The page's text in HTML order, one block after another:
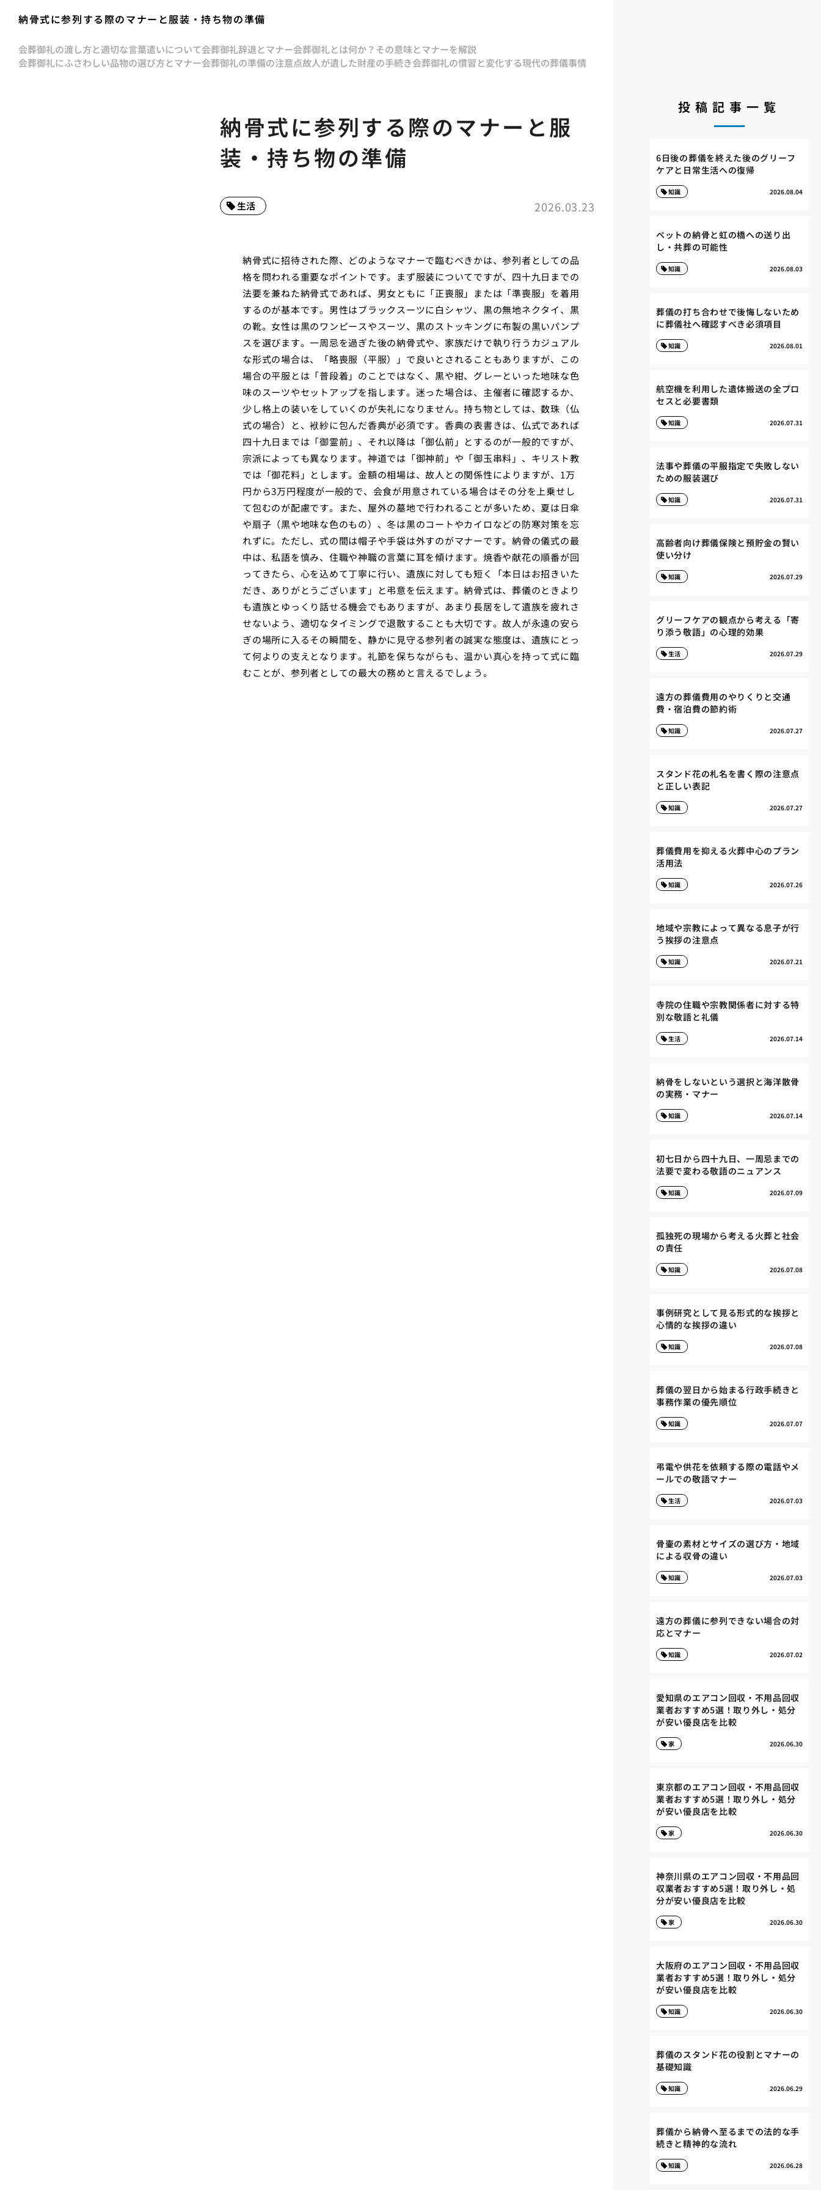
納骨式に参列する際のマナーと服装・持ち物の準備
会葬御礼の渡し方と適切な言葉遣いについて会葬御礼辞退とマナー会葬御礼とは何か？その意味とマナーを解説
会葬御礼にふさわしい品物の選び方とマナー会葬御礼の準備の注意点故人が遺した財産の手続き会葬御礼の慣習と変化する現代の葬儀事情
納骨式に参列する際のマナーと服
装・持ち物の準備
2026.03.23
生活
納骨式に招待された際、どのようなマナーで臨むべきかは、参列者としての品
格を問われる重要なポイントです。まず服装についてですが、四十九日までの
法要を兼ねた納骨式であれば、男女ともに「正喪服」または「準喪服」を着用
するのが基本です。男性はブラックスーツに白シャツ、黒の無地ネクタイ、黒
の靴。女性は黒のワンピースやスーツ、黒のストッキングに布製の黒いパンプ
スを選びます。一周忌を過ぎた後の納骨式や、家族だけで執り行うカジュアル
な形式の場合は、「略喪服（平服）」で良いとされることもありますが、この
場合の平服とは「普段着」のことではなく、黒や紺、グレーといった地味な色
味のスーツやセットアップを指します。迷った場合は、主催者に確認するか、
少し格上の装いをしていくのが失礼になりません。持ち物としては、数珠（仏
式の場合）と、袱紗に包んだ香典が必須です。香典の表書きは、仏式であれば
四十九日までは「御霊前」、それ以降は「御仏前」とするのが一般的ですが、
宗派によっても異なります。神道では「御神前」や「御玉串料」、キリスト教
では「御花料」とします。金額の相場は、故人との関係性によりますが、1万
円から3万円程度が一般的で、会食が用意されている場合はその分を上乗せし
て包むのが配慮です。また、屋外の墓地で行われることが多いため、夏は日傘
や扇子（黒や地味な色のもの）、冬は黒のコートやカイロなどの防寒対策を忘
れずに。ただし、式の間は帽子や手袋は外すのがマナーです。納骨の儀式の最
中は、私語を慎み、住職や神職の言葉に耳を傾けます。焼香や献花の順番が回
ってきたら、心を込めて丁寧に行い、遺族に対しても短く「本日はお招きいた
だき、ありがとうございます」と弔意を伝えます。納骨式は、葬儀のときより
も遺族とゆっくり話せる機会でもありますが、あまり長居をして遺族を疲れさ
せないよう、適切なタイミングで退散することも大切です。故人が永遠の安ら
ぎの場所に入るその瞬間を、静かに見守る参列者の誠実な態度は、遺族にとっ
て何よりの支えとなります。礼節を保ちながらも、温かい真心を持って式に臨
むことが、参列者としての最大の務めと言えるでしょう。
投稿記事一覧
6日後の葬儀を終えた後のグリーフ
ケアと日常生活への復帰
2026.08.04
知識
ペットの納骨と虹の橋への送り出
し・共葬の可能性
2026.08.03
知識
葬儀の打ち合わせで後悔しないため
に葬儀社へ確認すべき必須項目
2026.08.01
知識
航空機を利用した遺体搬送の全プロ
セスと必要書類
2026.07.31
知識
法事や葬儀の平服指定で失敗しない
ための服装選び
2026.07.31
知識
高齢者向け葬儀保険と預貯金の賢い
使い分け
2026.07.29
知識
グリーフケアの観点から考える「寄
り添う敬語」の心理的効果
2026.07.29
生活
遠方の葬儀費用のやりくりと交通
費・宿泊費の節約術
2026.07.27
知識
スタンド花の札名を書く際の注意点
と正しい表記
2026.07.27
知識
葬儀費用を抑える火葬中心のプラン
活用法
2026.07.26
知識
地域や宗教によって異なる息子が行
う挨拶の注意点
2026.07.21
知識
寺院の住職や宗教関係者に対する特
別な敬語と礼儀
2026.07.14
生活
納骨をしないという選択と海洋散骨
の実務・マナー
2026.07.14
知識
初七日から四十九日、一周忌までの
法要で変わる敬語のニュアンス
2026.07.09
知識
孤独死の現場から考える火葬と社会
の責任
2026.07.08
知識
事例研究として見る形式的な挨拶と
心情的な挨拶の違い
2026.07.08
知識
葬儀の翌日から始まる行政手続きと
事務作業の優先順位
2026.07.07
知識
弔電や供花を依頼する際の電話やメ
ールでの敬語マナー
2026.07.03
生活
骨壷の素材とサイズの選び方・地域
による収骨の違い
2026.07.03
知識
遠方の葬儀に参列できない場合の対
応とマナー
2026.07.02
知識
愛知県のエアコン回収・不用品回収
業者おすすめ5選！取り外し・処分
が安い優良店を比較
2026.06.30
家
東京都のエアコン回収・不用品回収
業者おすすめ5選！取り外し・処分
が安い優良店を比較
2026.06.30
家
神奈川県のエアコン回収・不用品回
収業者おすすめ5選！取り外し・処
分が安い優良店を比較
2026.06.30
家
大阪府のエアコン回収・不用品回収
業者おすすめ5選！取り外し・処分
が安い優良店を比較
2026.06.30
知識
葬儀のスタンド花の役割とマナーの
基礎知識
2026.06.29
知識
葬儀から納骨へ至るまでの法的な手
続きと精神的な流れ
2026.06.28
知識